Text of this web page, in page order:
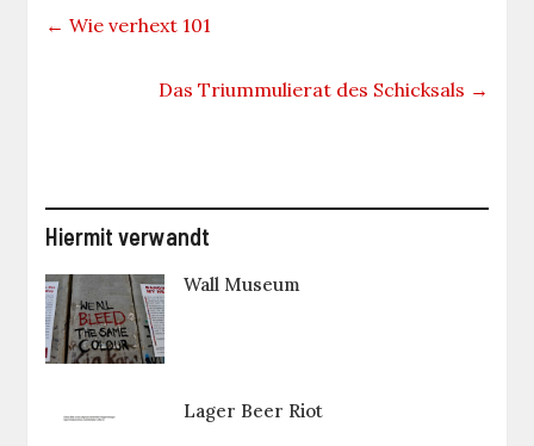
← Wie verhext 101
Das Triummulierat des Schicksals →
Hiermit verwandt
Wall Museum
Lager Beer Riot